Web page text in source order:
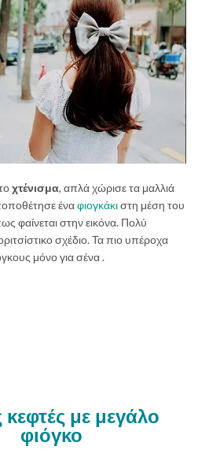
χτένισμα, απλά χώρισε τα μαλλιά
έναφιογκάκιστη μέση του
φαίνεται στην εικόνα. Πολύ
σχέδιο. Τα πιο υπέροχα
μόνο για σένα .
με μεγάλο
φιόγκο